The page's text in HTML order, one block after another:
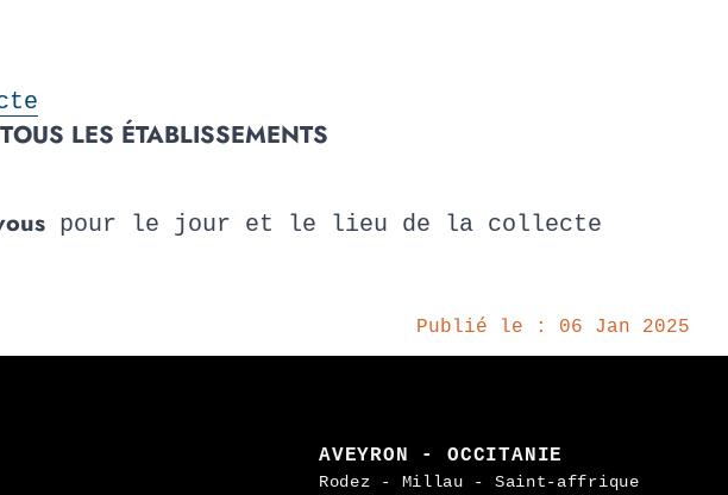
LES ÉTABLISSEMENTS
pour le jour et le lieu de la collecte
Publié le : 06 Jan 2025
AVEYRON - OCCITANIE
Rodez - Millau - Saint-affrique